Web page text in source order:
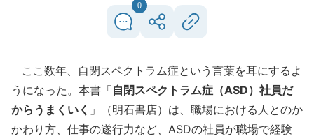
0
ここ数年、自閉スペクトラム症という言葉を耳にするよ
うになった。本書「自閉スペクトラム症（ASD）社員だ
からうまくいく 」（明石書店）は、職場における人とのか
かわり方、仕事の遂行力など、ASDの社員が職場で経験